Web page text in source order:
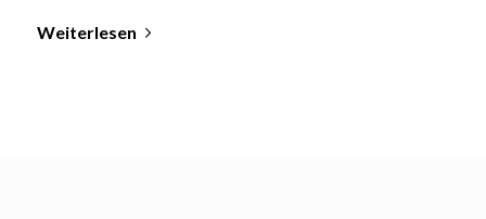
Weiterlesen